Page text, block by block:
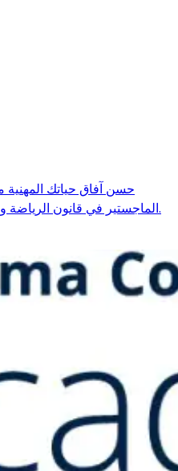
حسن آفاق حياتك
الماجستير في قانون الرياضة والبقاء في العمل بدوام كامل.